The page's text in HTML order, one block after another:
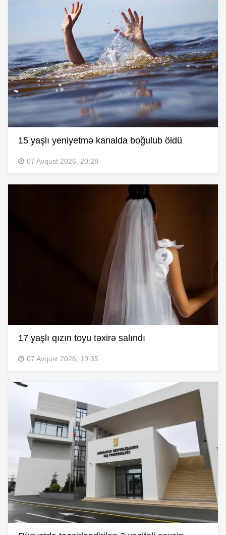
15 yaşlı yeniyetmə kanalda boğulub öldü
07 Avqust 2026, 20:28
17 yaşlı qızın toyu təxirə salındı
07 Avqust 2026, 19:35